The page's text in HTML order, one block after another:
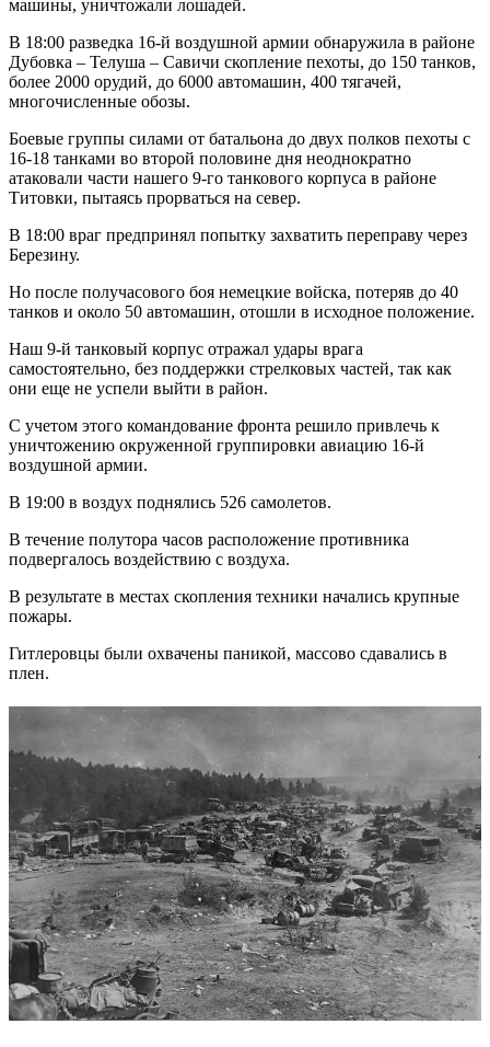
машины, уничтожали лошадей.
В 18:00 разведка 16-й воздушной армии обнаружила в районе
Дубовка – Телуша – Савичи скопление пехоты, до 150 танков,
более 2000 орудий, до 6000 автомашин, 400 тягачей,
многочисленные обозы.
Боевые группы силами от батальона до двух полков пехоты с
16-18 танками во второй половине дня неоднократно
атаковали части нашего 9-го танкового корпуса в районе
Титовки, пытаясь прорваться на север.
В 18:00 враг предпринял попытку захватить переправу через
Березину.
Но после получасового боя немецкие войска, потеряв до 40
танков и около 50 автомашин, отошли в исходное положение.
Наш 9-й танковый корпус отражал удары врага
самостоятельно, без поддержки стрелковых частей, так как
они еще не успели выйти в район.
С учетом этого командование фронта решило привлечь к
уничтожению окруженной группировки авиацию 16-й
воздушной армии.
В 19:00 в воздух поднялись 526 самолетов.
В течение полутора часов расположение противника
подвергалось воздействию с воздуха.
В результате в местах скопления техники начались крупные
пожары.
Гитлеровцы были охвачены паникой, массово сдавались в
плен.